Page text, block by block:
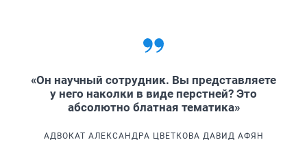
«Он научный сотрудник. Вы представляете
у него наколки в виде перстней? Это
абсолютно блатная тематика»
АДВОКАТ АЛЕКСАНДРА ЦВЕТКОВА ДАВИД АФЯН